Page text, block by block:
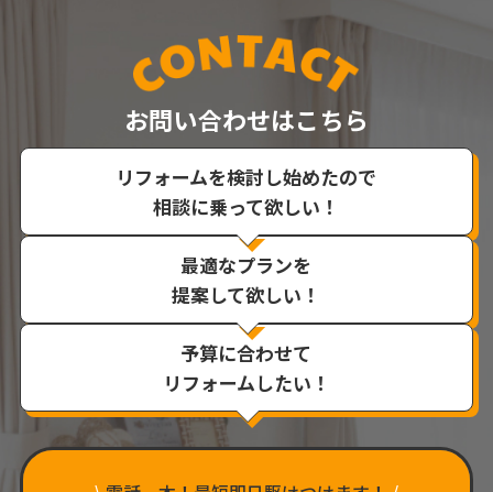
お問い合わせはこちら
リフォームを検討し始めたので
相談に乗って欲しい！
最適なプランを
提案して欲しい！
予算に合わせて
リフォームしたい！